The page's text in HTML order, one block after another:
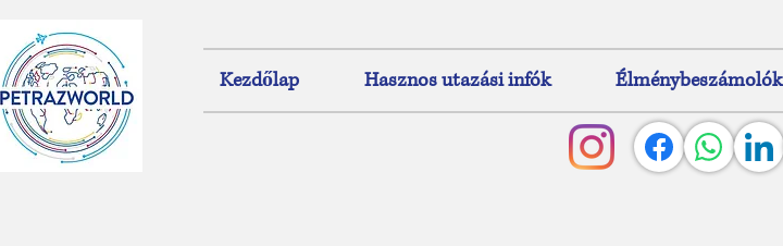
Kezdőlap Hasznos utazási infók Élménybeszámolók